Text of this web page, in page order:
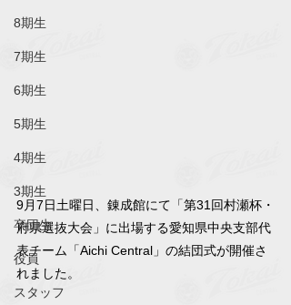
8期生
7期生
6期生
5期生
4期生
3期生
卒団生
役員
スタッフ
9月7日土曜日、錬成館にて「第31回村瀬杯・
府県選抜大会」に出場する愛知県中央支部代
表チーム「Aichi Central」の結団式が開催さ
れました。